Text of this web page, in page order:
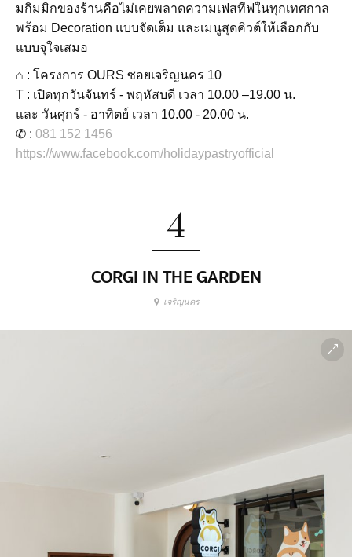
มกิมมิกของร้านคือไม่เคยพลาดความเฟสทีฟในทุกเทศกาล
พร้อม Decoration แบบจัดเต็ม และเมนูสุดคิวต์ให้เลือกกับ
แบบจุใจเสมอ
⌂ : โครงการ OURS ซอยเจริญนคร 10
T : เปิดทุกวันจันทร์ - พฤหัสบดี เวลา 10.00 –19.00 น.
และ วันศุกร์ - อาทิตย์ เวลา 10.00 - 20.00 น.
✆ : 081 152 1456
https://www.facebook.com/holidaypastryofficial
4
CORGI IN THE GARDEN
เจริญนคร